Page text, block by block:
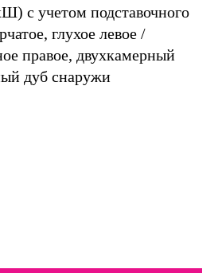
с учетом подставочного
глухое левое /
правое, двухкамерный
дуб снаружи